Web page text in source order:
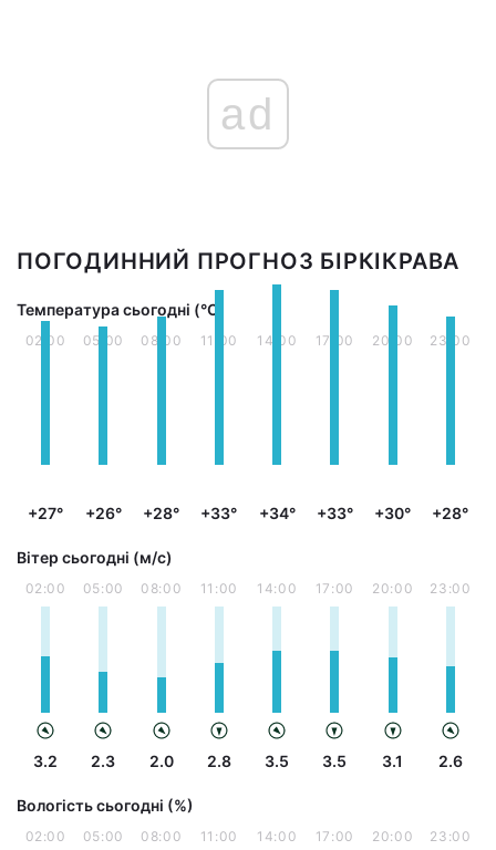
ad
ПОГОДИННИЙ ПРОГНОЗ БІРКІКРАВА
Температура сьогодні (°С)
02:00
+27°
05:00
+26°
08:00
+28°
11:00
+33°
14:00
+34°
17:00
+33°
20:00
+30°
23:00
+28°
Вітер сьогодні (м/с)
02:00
3.2
05:00
2.3
08:00
2.0
11:00
2.8
14:00
3.5
17:00
3.5
20:00
3.1
23:00
2.6
Вологість сьогодні (%)
02:00 05:00 08:00 11:00 14:00 17:00 20:00 23:00